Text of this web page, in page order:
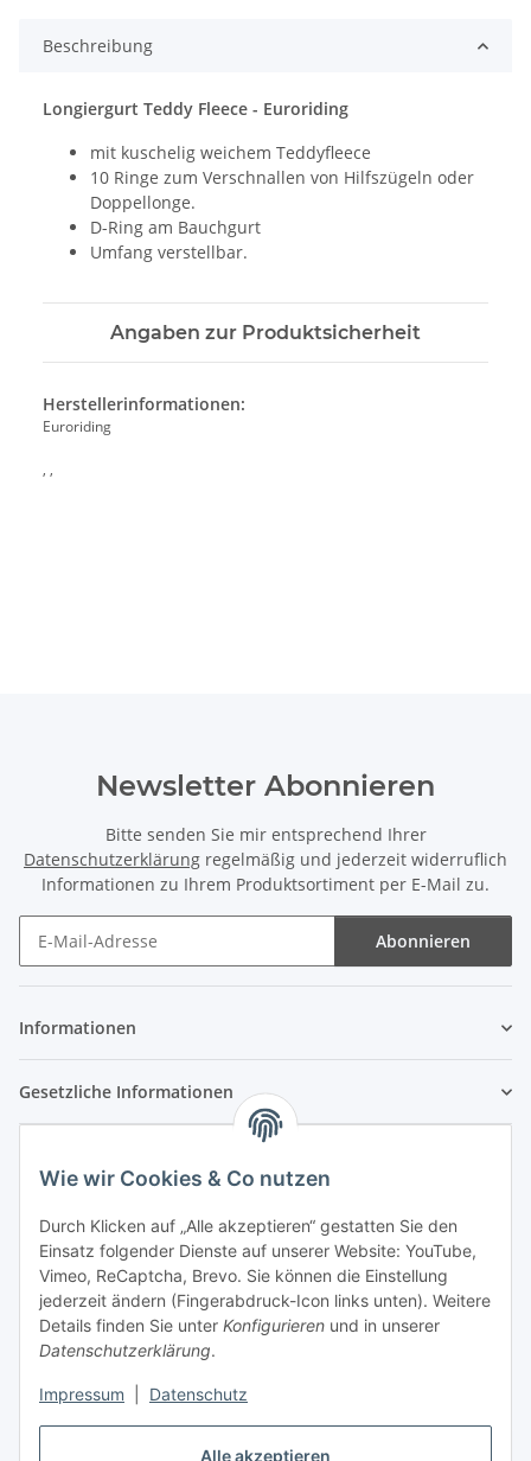
Alle akzeptieren
Wie wir Cookies & Co nutzen
Durch Klicken auf „Alle akzeptieren“ gestatten Sie den
Einsatz folgender Dienste auf unserer Website: YouTube,
Vimeo, ReCaptcha, Brevo. Sie können die Einstellung
jederzeit ändern (Fingerabdruck-Icon links unten). Weitere
Details finden Sie unter Konfigurieren und in unserer
Datenschutzerklärung.
Impressum Datenschutz
Beschreibung
Longiergurt Teddy Fleece - Euroriding
mit kuschelig weichem Teddyfleece
10 Ringe zum Verschnallen von Hilfszügeln oder
Doppellonge.
D-Ring am Bauchgurt
Umfang verstellbar.
Angaben zur Produktsicherheit
Herstellerinformationen:
Euroriding
, ,
Newsletter Abonnieren
Bitte senden Sie mir entsprechend Ihrer
Datenschutzerklärung regelmäßig und jederzeit widerruflich
Informationen zu Ihrem Produktsortiment per E-Mail zu.
Abonnieren
Informationen
Gesetzliche Informationen
Vertrag widerrufen